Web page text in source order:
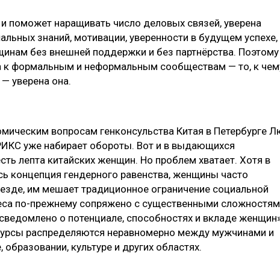
поможет наращивать число деловых связей, уверена
знаний, мотивации, уверенности в будущем успехе,
без внешней поддержки и без партнёрства. Поэтому
к формальным и неформальным сообществам — то, к
уверена она.
вопросам генконсульства Китая в Петербурге
уже набирает обороты. Вот и в выдающихся
лепта китайских женщин. Но проблем хватает. Хотя в
концепция гендерного равенства, женщины часто
им мешает традиционное ограничение социальной
по-прежнему сопряжено с существенными
о потенциале, способностях и вкладе
распределяются неравномерно между мужчинами и
культуре и других областях.